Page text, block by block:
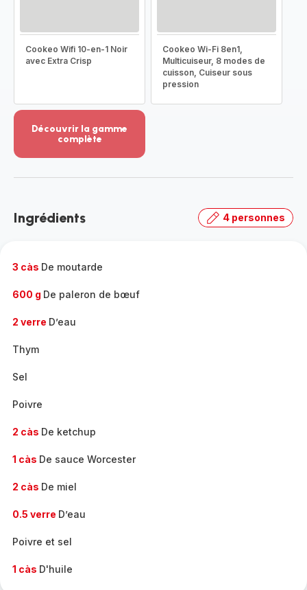
Cookeo Wifi 10-en-1 Noir
avec Extra Crisp
Cookeo Wi-Fi 8en1,
Multicuiseur, 8 modes de
cuisson, Cuiseur sous
pression
Découvrir la gamme
complète
-
gamme
Ingrédients 4 personnes
3 càs De moutarde
600 g De paleron de bœuf
2 verre D’eau
Thym
Sel
Poivre
2 càs De ketchup
1 càs De sauce Worcester
2 càs De miel
0.5 verre D’eau
Poivre et sel
1 càs D'huile